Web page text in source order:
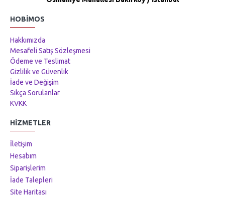
HOBIMOS
Hakkımızda
Mesafeli Satış Sözleşmesi
Ödeme ve Teslimat
Gizlilik ve Güvenlik
İade ve Değişim
Sıkça Sorulanlar
KVKK
HIZMETLER
İletişim
Hesabım
Siparişlerim
İade Talepleri
Site Haritası